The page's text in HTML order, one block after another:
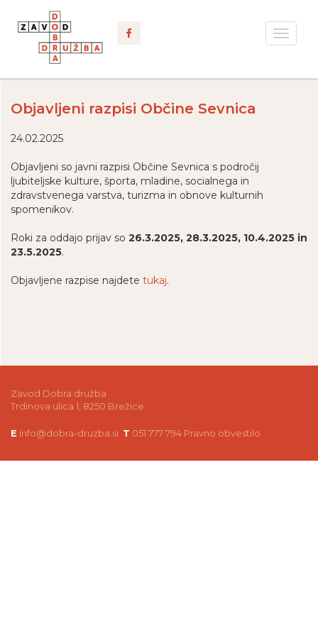
Toggle
Objavljeni razpisi Občine Sevnica
24.02.2025
Objavljeni so javni razpisi Občine Sevnica s področij
ljubiteljske kulture, športa, mladine, socialnega in
zdravstvenega varstva, turizma in obnove kulturnih
spomenikov.
Roki za oddajo prijav so 26.3.2025, 28.3.2025, 10.4.2025 in
23.5.2025.
Objavljene razpise najdete tukaj.
Zavod Dobra družba
Trdinova ulica 1, 8250 Brežice
E info@dobra-druzba.si T 051 777 794 Pravno obvestilo